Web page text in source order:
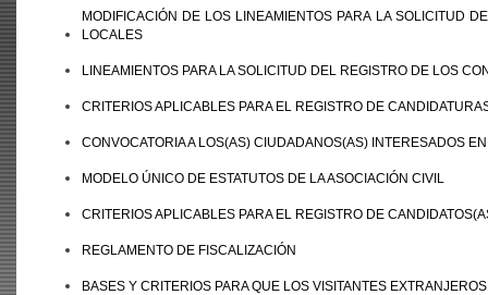
MODIFICACIÓN DE LOS LINEAMIENTOS PARA LA SOLICITUD
LOCALES
LINEAMIENTOS PARA LA SOLICITUD DEL REGISTRO DE LOS
CRITERIOS APLICABLES PARA EL REGISTRO DE
CONVOCATORIA A LOS(AS) CIUDADANOS(AS) INTERESADOS
MODELO ÚNICO DE ESTATUTOS DE LA ASOCIACIÓN CIVIL
CRITERIOS APLICABLES PARA EL REGISTRO DE
REGLAMENTO DE FISCALIZACIÓN
BASES Y CRITERIOS PARA QUE LOS VISITANTES